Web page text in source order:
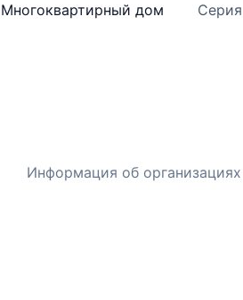
Многоквартирный дом
Информация об организациях